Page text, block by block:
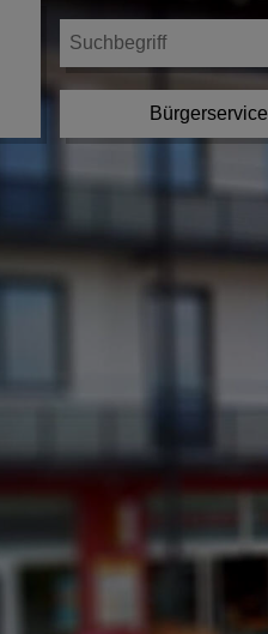
Bürgerservice